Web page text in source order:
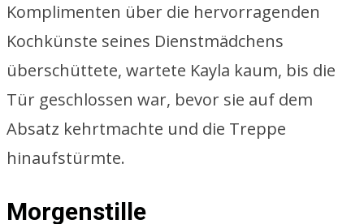
Komplimenten über die hervorragenden
Kochkünste seines Dienstmädchens
überschüttete, wartete Kayla kaum, bis die
Tür geschlossen war, bevor sie auf dem
Absatz kehrtmachte und die Treppe
hinaufstürmte.
Morgenstille